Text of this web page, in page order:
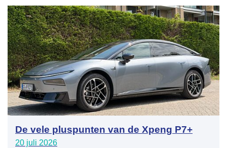
De vele pluspunten van de Xpeng P7+
20 juli 2026